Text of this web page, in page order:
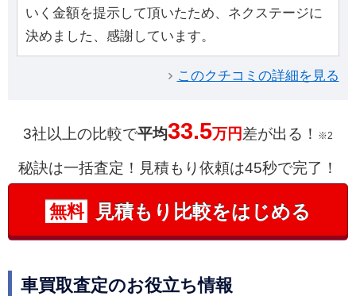
いく金額を提示して頂いたため、ネクステージに
決めました、感謝しています。
このクチコミの詳細を見る
3社以上の比較で平均33.5万円差が出る！ ※2
秘訣は一括査定！見積もり依頼は45秒で完了！
無料 見積もり比較をはじめる
車買取査定のお役立ち情報